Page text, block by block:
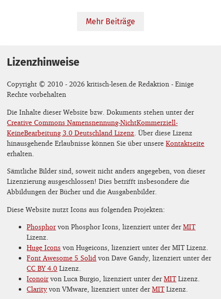
Mehr Beiträge
Lizenzhinweise
Copyright © 2010 - 2026 kritisch-lesen.de Redaktion - Einige
Rechte vorbehalten
Die Inhalte dieser Website bzw. Dokuments stehen unter der
Creative Commons Namensnennung-NichtKommerziell-
KeineBearbeitung 3.0 Deutschland Lizenz . Über diese Lizenz
hinausgehende Erlaubnisse können Sie über unsereKontaktseite
erhalten.
Sämtliche Bilder sind, soweit nicht anders angegeben, von dieser
Lizenzierung ausgeschlossen! Dies betrifft insbesondere die
Abbildungen der Bücher und die Ausgabenbilder.
Diese Website nutzt Icons aus folgenden Projekten:
Phosphorvon Phosphor Icons, lizenziert unter derMIT
Lizenz.
Huge Icons von Hugeicons, lizenziert unter der MIT Lizenz.
Font Awesome 5 Solid von Dave Gandy, lizenziert unter der
CC BY 4.0 Lizenz.
Iconoirvon Luca Burgio, lizenziert unter derMITLizenz.
Clarityvon VMware, lizenziert unter derMITLizenz.